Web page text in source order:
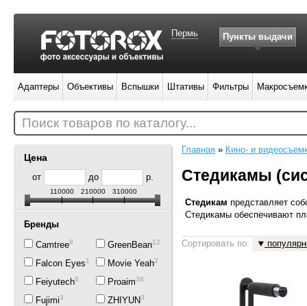
Цена
от до р.
110000 210000 310000
Бренды
Camtree8
Falcon Eyes1
Feiyutech8
Fujimi3
GreenBean12
Movie Yeah2
Proaim38
ZHIYUN3
Главная » Кино- и
Стедикамы
Стедикам представляет
Стедикамы обеспечивают
Сортировать по:
Пермь Пункты выдачи
Адаптеры Объективы Вспышки Штативы Фильтры
Поиск товаров по каталогу...